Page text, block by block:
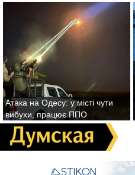
Атака на Одесу: у місті чути
вибухи, працює ППО